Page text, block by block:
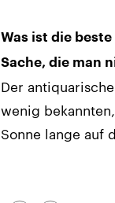
Was ist die
Sache, die man
Der
wenig
Sonne lange auf